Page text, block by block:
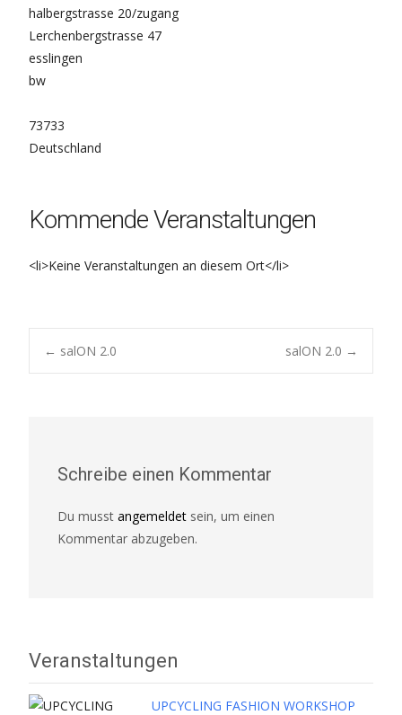
halbergstrasse 20/zugang
Lerchenbergstrasse 47
esslingen
bw
73733
Deutschland
Kommende Veranstaltungen
<li>Keine Veranstaltungen an diesem Ort</li>
Post
← salON 2.0 salON 2.0 →
Schreibe einen Kommentar
Du musst angemeldet sein, um einen
Kommentar abzugeben.
Veranstaltungen
UPCYCLING FASHION WORKSHOP